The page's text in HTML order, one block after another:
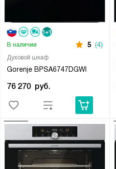
Духовой шкаф
Gorenje BPSA6747DGWI
В наличии 5 (4)
76 270 руб.